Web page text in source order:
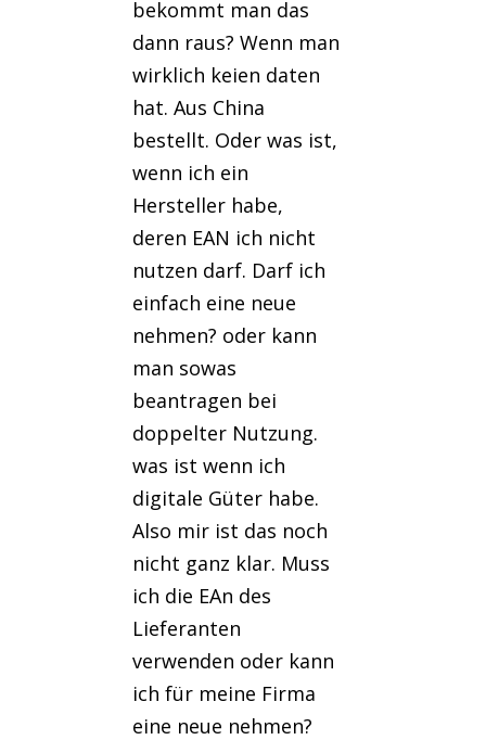
bekommt man das
dann raus? Wenn man
wirklich keien daten
hat. Aus China
bestellt. Oder was ist,
wenn ich ein
Hersteller habe,
deren EAN ich nicht
nutzen darf. Darf ich
einfach eine neue
nehmen? oder kann
man sowas
beantragen bei
doppelter Nutzung.
was ist wenn ich
digitale Güter habe.
Also mir ist das noch
nicht ganz klar. Muss
ich die EAn des
Lieferanten
verwenden oder kann
ich für meine Firma
eine neue nehmen?